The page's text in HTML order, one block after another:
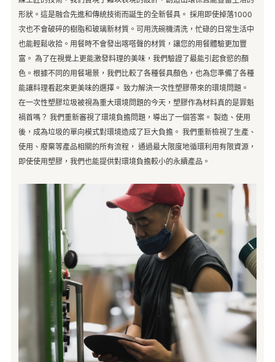
形狀。這是融合先進和傳統技術而誕生的全新餐具。 採用即使掉落1000
次也不會破碎的樹脂和玻璃新材質。可用洗碗機清洗，忙碌的日常生活中
也能輕鬆收拾。用餐時不會發出喀嗒聲的材質，讓您的用餐體驗更加豐
富。 為了在視覺上更能激發料理的美味，我們驗證了最能引起食慾的顏
色。根據不同的用餐場景，我們比較了各種餐具顏色，也為您準備了各種
能讓料理看起來更美味的選擇。 致力解決一次性塑膠帶來的環境問題。
在一次性塑膠垃圾被視為重大環境問題的今天，塑膠作為材料真的是罪魁
禍首嗎？ 我們重新審視了環境負擔問題，導出了一個答案。 製造、使用
後，成為垃圾的單向模式對環境造成了巨大負擔。 我們重新檢視了生產、
使用、廢棄等產品相關的所有流程， 通過最大限度地循環利用有限資源，
即使使用塑膠，我們也能提供對環境負擔較小的永續產品。